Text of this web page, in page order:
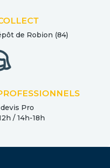
de Robion (84)
Pro
/ 14h-18h